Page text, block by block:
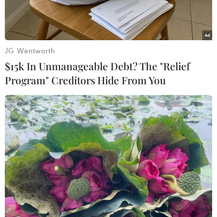
(Nguồn: Getty Images)
Thủ tướng Áo Sebastian Kurz nói rằng Italy có
thể khiến toàn bộ Khu vực sử dụng đồng euro
(Eurozone) gặp rủi ro nếu Liên minh châu Âu
(EU) không có những quy định khắt khe hơn đối
với tình trạng nợ công vượt quá mức cho phép.
JG Wentworth
$15k In Unmanageable Debt? The "Relief
Program" Creditors Hide From You